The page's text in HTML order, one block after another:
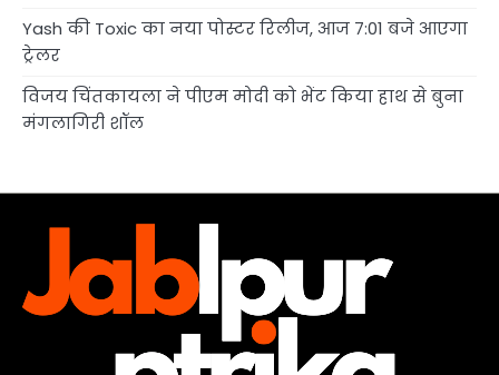
Yash की Toxic का नया पोस्टर रिलीज, आज 7:01 बजे आएगा
ट्रेलर
विजय चिंतकायला ने पीएम मोदी को भेंट किया हाथ से बुना
मंगलागिरी शॉल